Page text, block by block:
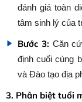
đánh giá toàn
tâm sinh lý của
Bước 3: Căn
định cuối cùng
và Đào tạo địa
3. Phân biệt tuổi